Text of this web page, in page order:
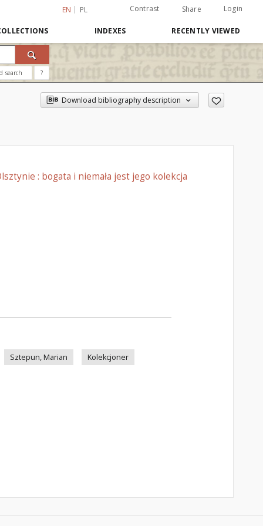
EN PL Contrast Share Login
INDEXES RECENTLY VIEWED
search ?
Download bibliography description
: bogata i niemała jest jego kolekcja
Sztepun, Marian Kolekcjoner